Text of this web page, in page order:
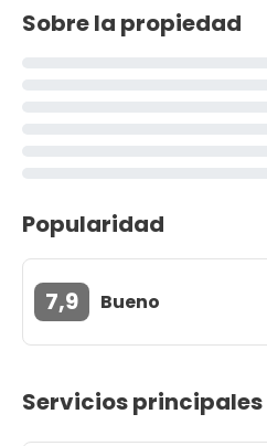
Sobre la propiedad
Popularidad
7,9 Bueno
Servicios principales